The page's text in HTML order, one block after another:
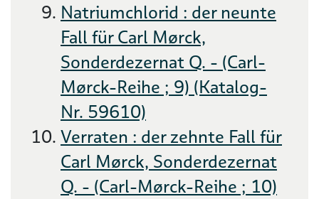
Natriumchlorid : der neunte
Fall für Carl Mørck,
Sonderdezernat Q. - (Carl-
Mørck-Reihe ; 9) (Katalog-
Nr. 59610)
Verraten : der zehnte Fall für
Carl Mørck, Sonderdezernat
Q. - (Carl-Mørck-Reihe ; 10)